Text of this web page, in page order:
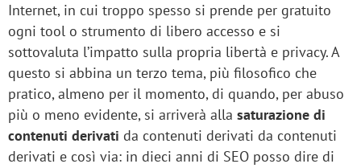
Internet, in cui troppo spesso si prende per gratuito
ogni tool o strumento di libero accesso e si
sottovaluta l’impatto sulla propria libertà e privacy. A
questo si abbina un terzo tema, più filosofico che
pratico, almeno per il momento, di quando, per abuso
più o meno evidente, si arriverà alla saturazione di
contenuti derivati da contenuti derivati da contenuti
derivati e così via: in dieci anni di SEO posso dire di